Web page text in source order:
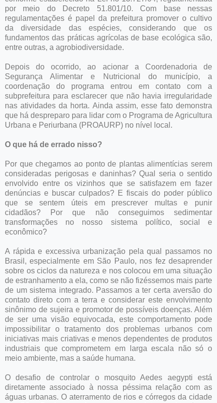
por meio do Decreto 51.801/10. Com base nessas
regulamentações é papel da prefeitura promover o cultivo
da diversidade das espécies, considerando que os
fundamentos das práticas agrícolas de base ecológica são,
entre outras, a agrobiodiversidade.
Depois do ocorrido, ao acionar a Coordenadoria de
Segurança Alimentar e Nutricional do município, a
coordenação do programa entrou em contato com a
subprefeitura para esclarecer que não havia irregularidade
nas atividades da horta. Ainda assim, esse fato demonstra
que há despreparo para lidar com o Programa de Agricultura
Urbana e Periurbana (PROAURP) no nível local.
O que há de errado nisso?
Por que chegamos ao ponto de plantas alimentícias serem
consideradas perigosas e daninhas? Qual seria o sentido
envolvido entre os vizinhos que se satisfazem em fazer
denúncias e buscar culpados? E fiscais do poder público
que se sentem úteis em prescrever multas e punir
cidadãos? Por que não conseguimos sedimentar
transformações no nosso sistema político, social e
econômico?
A rápida e excessiva urbanização pela qual passamos no
Brasil, especialmente em São Paulo, nos fez desaprender
sobre os ciclos da natureza e nos colocou em uma situação
de estranhamento a ela, como se não fizéssemos mais parte
de um sistema integrado. Passamos a ter certa aversão do
contato direto com a terra e considerar este envolvimento
sinônimo de sujeira e promotor de possíveis doenças. Além
de ser uma visão equivocada, este comportamento pode
impossibilitar o tratamento dos problemas urbanos com
iniciativas mais criativas e menos dependentes de produtos
industriais que comprometem em larga escala não só o
meio ambiente, mas a saúde humana.
O desafio de controlar o mosquito Aedes aegypti está
diretamente associado à nossa péssima relação com as
águas urbanas. O aterramento de rios e córregos da cidade